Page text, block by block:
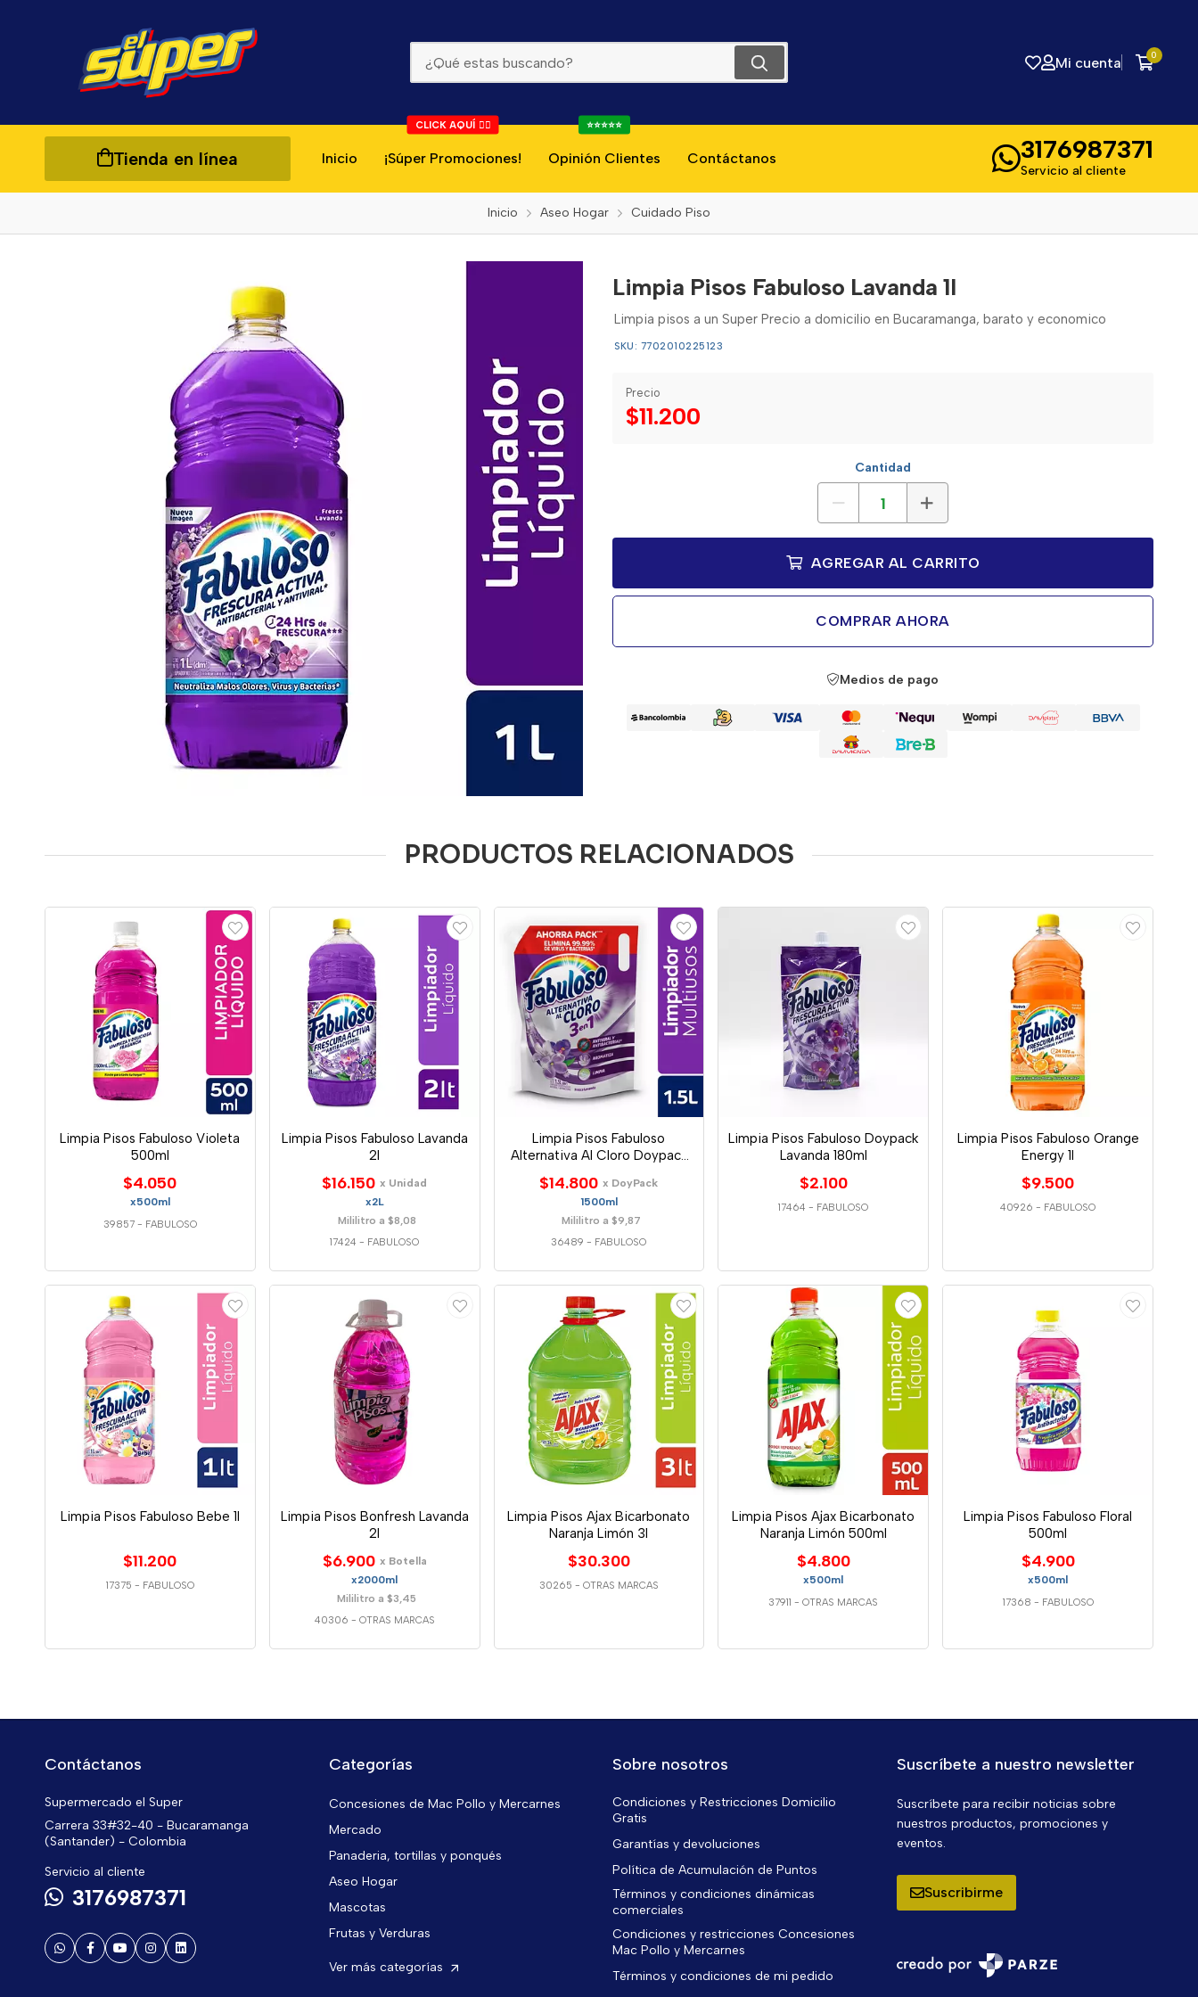
Mi cuenta 0
Tienda en línea Inicio ¡Súper Promociones!
CLICK AQUÍ 👇🏻
Opinión Clientes
⭐⭐⭐⭐⭐
Contáctanos 3176987371
Servicio al cliente
Inicio Aseo Hogar Cuidado Piso
Limpia Pisos Fabuloso Lavanda 1l
Limpia pisos a un Super Precio a domicilio en Bucaramanga, barato y economico
SKU: 7702010225123
Precio
$11.200
Cantidad
AGREGAR AL CARRITO
COMPRAR AHORA
Medios de pago
PRODUCTOS RELACIONADOS
Limpia Pisos Fabuloso Violeta
500ml
$4.050
x500ml
39857 - FABULOSO
Limpia Pisos Fabuloso Lavanda
2l
$16.150 x Unidad
x2L
Mililitro a $8,08
17424 - FABULOSO
Limpia Pisos Fabuloso
Alternativa Al Cloro Doypack
$14.800 x DoyPack
1500ml
Mililitro a $9,87
36489 - FABULOSO
Limpia Pisos Fabuloso Doypack
Lavanda 180ml
$2.100
17464 - FABULOSO
Limpia Pisos Fabuloso Orange
Energy 1l
$9.500
40926 - FABULOSO
Limpia Pisos Fabuloso Bebe 1l
$11.200
17375 - FABULOSO
Limpia Pisos Bonfresh Lavanda
2l
$6.900 x Botella
x2000ml
Mililitro a $3,45
40306 - OTRAS MARCAS
Limpia Pisos Ajax Bicarbonato
Naranja Limón 3l
$30.300
30265 - OTRAS MARCAS
Limpia Pisos Ajax Bicarbonato
Naranja Limón 500ml
$4.800
x500ml
37911 -OTRAS MARCAS
Limpia Pisos Fabuloso Floral
500ml
$4.900
x500ml
17368 - FABULOSO
Contáctanos
Supermercado el Super
Carrera 33#32-40 - Bucaramanga
(Santander) - Colombia
Servicio al cliente
3176987371
Categorías
Concesiones de Mac Pollo y Mercarnes
Mercado
Panaderia, tortillas y ponqués
Aseo Hogar
Mascotas
Frutas y Verduras
Ver más categorías
Sobre nosotros
Condiciones y Restricciones Domicilio
Gratis
Garantías y devoluciones
Política de Acumulación de Puntos
Términos y condiciones dinámicas
comerciales
Condiciones y restricciones Concesiones
Mac Pollo y Mercarnes
Términos y condiciones de mi pedido
Suscríbete a nuestro newsletter
Suscríbete para recibir noticias sobre
nuestros productos, promociones y
eventos.
Suscribirme